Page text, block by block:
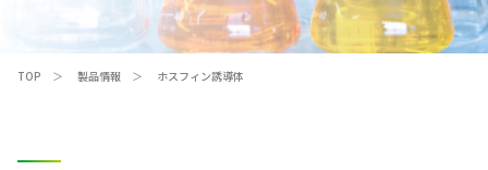
TOP 製品情報 ホスフィン誘導体